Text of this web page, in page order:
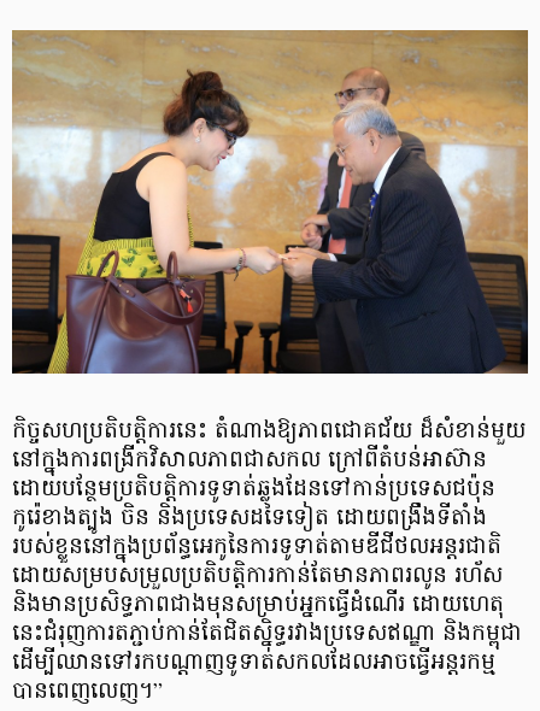
កិច្ចសហប្រតិបត្តិការនេះ តំណាងឱ្យភាពជោគជ័យ ដ៏សំខាន់មួយ
នៅក្នុងការពង្រីកវិសាលភាពជាសកល ក្រៅពីតំបន់អាស៊ាន
ដោយបន្ថែមប្រតិបត្តិការទូទាត់ឆ្លងដែនទៅកាន់ប្រទេសជប៉ុន
កូរ៉េខាងត្បូង ចិន និងប្រទេសដទៃទៀត ដោយពង្រឹងទីតាំង
របស់ខ្លួននៅក្នុងប្រព័ន្ធអេកូនៃការទូទាត់តាមឌីជីថលអន្តរជាតិ
ដោយសម្របសម្រួលប្រតិបត្តិការកាន់តែមានភាពរលូន រហ័ស
និងមានប្រសិទ្ធភាពជាងមុនសម្រាប់អ្នកធ្វើដំណើរ ដោយហេតុ
នេះជំរុញការតភ្ជាប់កាន់តែជិតស្និទ្ធរវាងប្រទេសឥណ្ឌា និងកម្ពុជា
ដើម្បីឈានទៅរកបណ្តាញទូទាត់សកលដែលអាចធ្វើអន្តរកម្ម
បានពេញលេញ។”